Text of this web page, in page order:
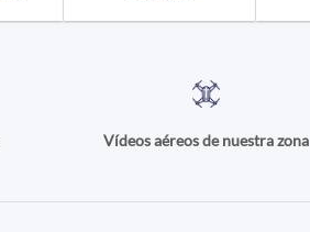
Vídeos aéreos de nuestra zona